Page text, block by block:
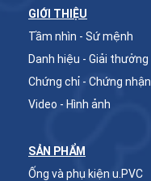
GIỚI THIỆU
Tầm nhìn - Sứ mệnh
Danh hiệu - Giải thưởng
Chứng chỉ - Chứng nhận
Video - Hình ảnh
SẢN PHẨM
Ống và phụ kiện u.PVC